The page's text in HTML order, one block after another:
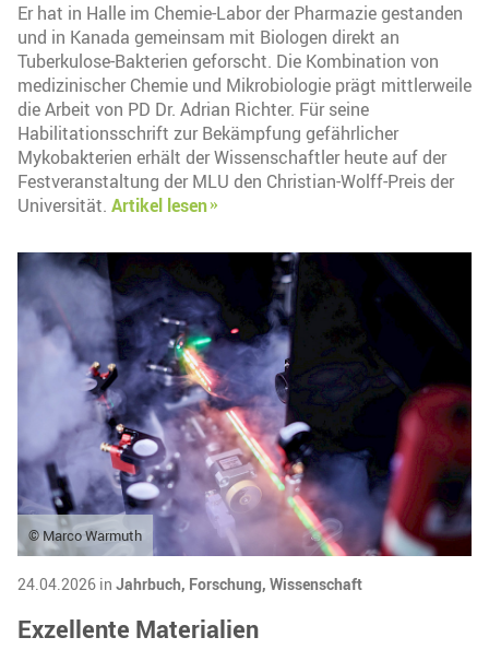
Er hat in Halle im Chemie-Labor der Pharmazie gestanden
und in Kanada gemeinsam mit Biologen direkt an
Tuberkulose-Bakterien geforscht. Die Kombination von
medizinischer Chemie und Mikrobiologie prägt mittlerweile
die Arbeit von PD Dr. Adrian Richter. Für seine
Habilitationsschrift zur Bekämpfung gefährlicher
Mykobakterien erhält der Wissenschaftler heute auf der
Festveranstaltung der MLU den Christian-Wolff-Preis der
Universität. Artikel lesen
© Marco Warmuth
24.04.2026 in Jahrbuch, Forschung, Wissenschaft
Exzellente Materialien